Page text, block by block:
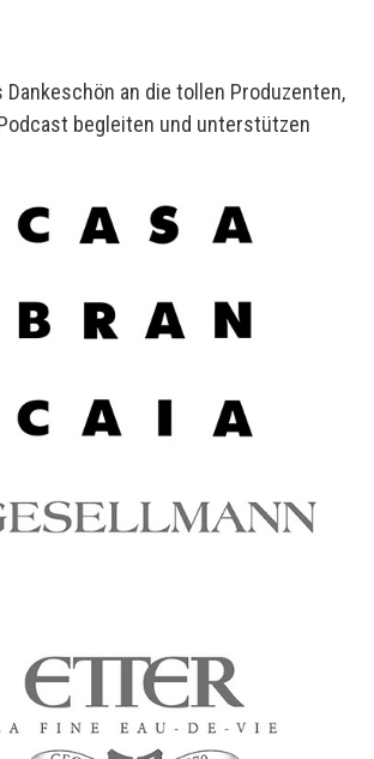
Dankeschön an die tollen Produzenten,
begleiten und unterstützen